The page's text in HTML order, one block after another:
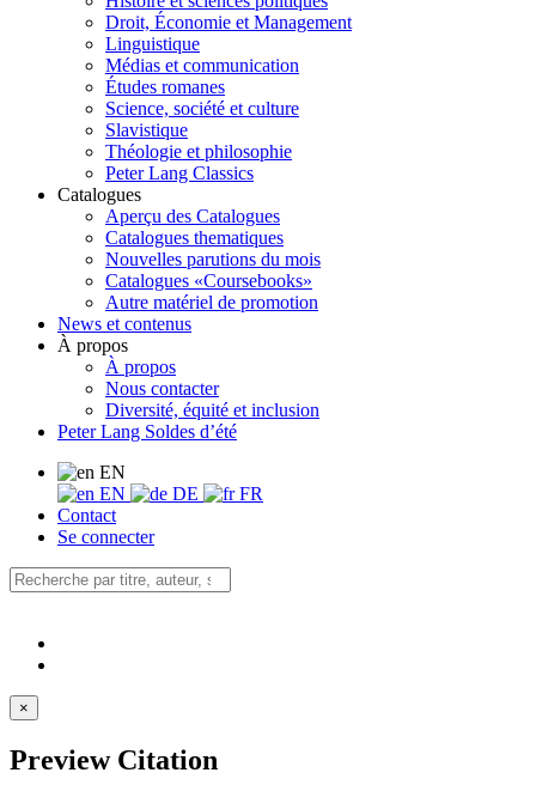
Droit, Économie et Management
Linguistique
Médias et communication
Études romanes
Science, société et culture
Slavistique
Théologie et philosophie
Peter Lang Classics
Catalogues
Aperçu des Catalogues
Catalogues thematiques
Nouvelles parutions du mois
Catalogues «Coursebooks»
Autre matériel de promotion
News et contenus
À propos
À propos
Nous contacter
Diversité, équité et inclusion
Peter Lang Soldes d’été
EN
EN
DE
FR
Contact
Se connecter
×
Preview Citation